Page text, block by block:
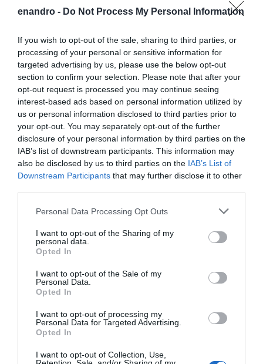
enandro - Do Not Process My Personal Information
If you wish to opt-out of the sale, sharing to third parties, or
processing of your personal or sensitive information for
targeted advertising by us, please use the below opt-out
section to confirm your selection. Please note that after your
opt-out request is processed you may continue seeing
interest-based ads based on personal information utilized by
us or personal information disclosed to third parties prior to
your opt-out. You may separately opt-out of the further
disclosure of your personal information by third parties on the
IAB’s list of downstream participants. This information may
also be disclosed by us to third parties on the IAB’s List of
Downstream Participants that may further disclose it to other
Please note that this website/app uses one or more Google
not limited to your visit or usage behaviour. You may click to
grant or deny consent to Google and its third-party tags to
use your data for below specified purposes in below Google
consent section.
Personal Data Processing Opt Outs
I want to opt-out of the Sharing of my
personal data.
Opted In
I want to opt-out of the Sale of my
Personal Data.
Opted In
I want to opt-out of processing my
Personal Data for Targeted Advertising.
Opted In
I want to opt-out of Collection, Use,